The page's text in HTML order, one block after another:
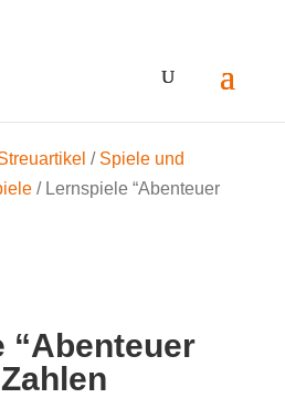
/ Spiele und
/ Lernspiele “Abenteuer
“Abenteuer